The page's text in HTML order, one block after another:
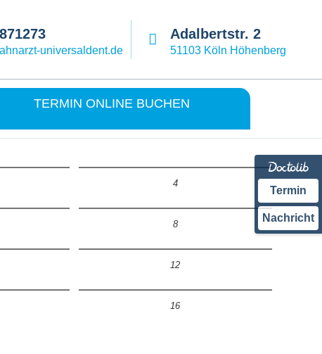
universaldent.de
Adalbertstr. 2
51103 Köln Höhenberg
TERMIN ONLINE BUCHEN
4
8
12
16
Termin
Nachricht